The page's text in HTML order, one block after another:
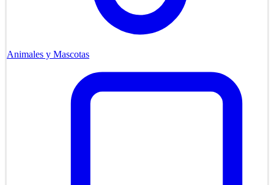
Animales y Mascotas